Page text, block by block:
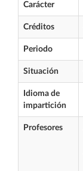
Carácter
Créditos
Periodo
Situación
Idioma de
impartición
Profesores